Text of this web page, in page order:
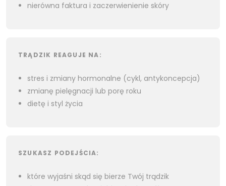
nierówna faktura i zaczerwienienie skóry
TRĄDZIK REAGUJE NA:
stres i zmiany hormonalne (cykl, antykoncepcja)
zmianę pielęgnacji lub porę roku
dietę i styl życia
SZUKASZ PODEJŚCIA:
które wyjaśni skąd się bierze Twój trądzik